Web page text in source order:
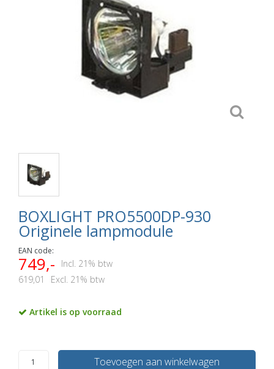
BOXLIGHT PRO5500DP-930
Originele lampmodule
EAN code:
749,-
Incl. 21% btw
619,01
Excl. 21% btw
Artikel is op voorraad
Toevoegen aan winkelwagen